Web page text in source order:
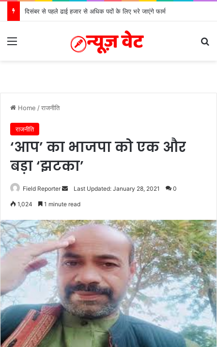
दिसंबर से पहले ढाई हजार से अधिक पदों के लिए भरे जाएंगे फार्म
Menu
Home /राजनीति
राजनीति
‘आप’ का भाजपा को एक और
बड़ा ‘झटका’
Field Reporter
SendLast Updated: January 28, 2021 0
1,024 1 minute read